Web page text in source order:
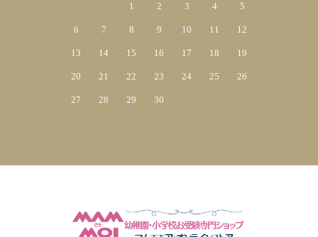
1 2 3 4 5
6 7 8 9 10 11 12
13 14 15 16 17 18 19
20 21 22 23 24 25 26
27 28 29 30